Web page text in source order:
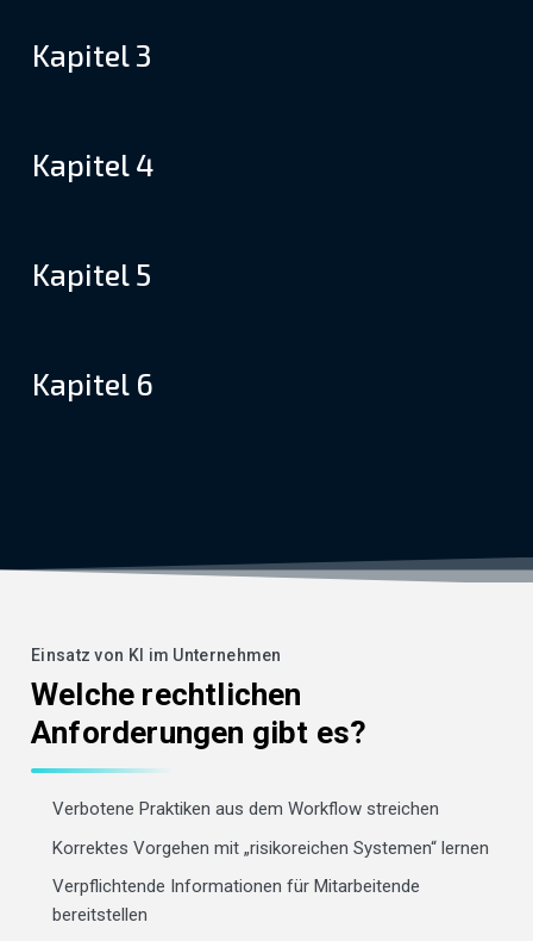
Kapitel 3
Kapitel 4
Kapitel 5
Kapitel 6
Einsatz von KI im Unternehmen
Welche rechtlichen
Anforderungen gibt es?
Verbotene Praktiken aus dem Workflow streichen
Korrektes Vorgehen mit „risikoreichen Systemen“ lernen
Verpflichtende Informationen für Mitarbeitende
bereitstellen